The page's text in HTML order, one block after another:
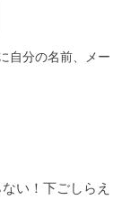
自分の名前、メー
い！下ごしらえ